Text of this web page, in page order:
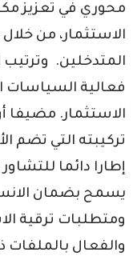
محوري في تعزيز
الاستثمار، من
المتدخلين. وترتيب
فعالية السياسات
الاستثمار. مضيفا
تركيبته التي تضم
إطارا دائما
يسمح بضمان
ومتطلبات ترقية
والفعال بالملفات